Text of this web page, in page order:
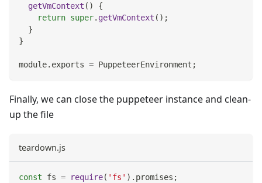
getVmContext ( )
{
return super. getVmContext ( ) ;
}
}
module. exports = PuppeteerEnvironment ;
Finally, we can close the puppeteer instance and clean-
up the file
teardown.js
const fs = require( 'fs' ) . promises ;